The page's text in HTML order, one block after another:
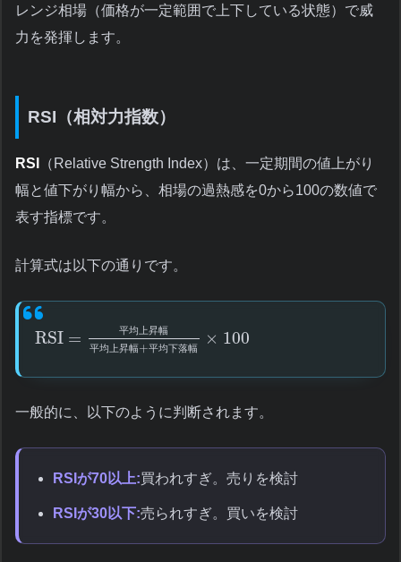
レンジ相場（価格が一定範囲で上下している状態）で威
力を発揮します。
RSI（相対力指数）
RSI
（Relative Strength Index）は、一定期間の値上がり
幅と値下がり幅から、相場の過熱感を0から100の数値で
表す指標です。
計算式は以下の通りです。
RSI = 平均 上昇幅
平均 上昇幅+平均下落幅
× 100
一般的に、以下のように判断されます。
RSIが70以上:買われすぎ。売りを検討
RSIが30以下:売られすぎ。買いを検討